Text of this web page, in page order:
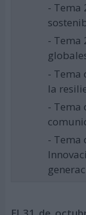
- Tema
- Tema
- Tema
la
- Tema
- Tema